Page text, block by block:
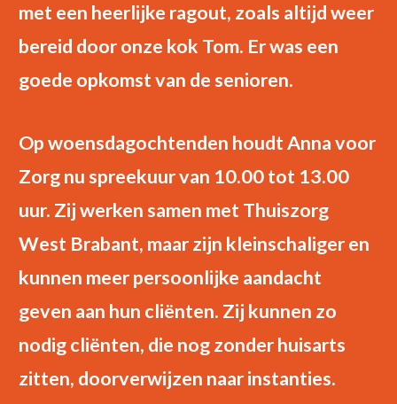
met een heerlijke ragout, zoals altijd weer
bereid door onze kok Tom. Er was een
goede opkomst van de senioren.
Op woensdagochtenden houdt Anna voor
Zorg nu spreekuur van 10.00 tot 13.00
uur. Zij werken samen met Thuiszorg
West Brabant, maar zijn kleinschaliger en
kunnen meer persoonlijke aandacht
geven aan hun cliënten. Zij kunnen zo
nodig cliënten, die nog zonder huisarts
zitten, doorverwijzen naar instanties.